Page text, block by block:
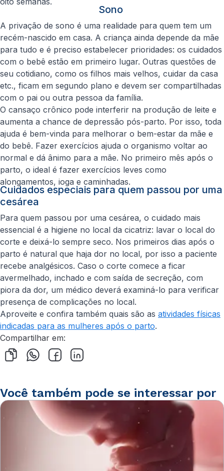
Sono
A privação de sono é uma realidade para quem tem um
recém-nascido em casa. A criança ainda depende da mãe
para tudo e é preciso estabelecer prioridades: os cuidados
com o bebê estão em primeiro lugar. Outras questões de
seu cotidiano, como os filhos mais velhos, cuidar da casa
etc., ficam em segundo plano e devem ser compartilhadas
com o pai ou outra pessoa da família.
O cansaço crônico pode interferir na produção de leite e
aumenta a chance de depressão pós-parto. Por isso, toda
ajuda é bem-vinda para melhorar o bem-estar da mãe e
do bebê. Fazer exercícios ajuda o organismo voltar ao
normal e dá ânimo para a mãe. No primeiro mês após o
parto, o ideal é fazer exercícios leves como
alongamentos, ioga e caminhadas.
Cuidados especiais para quem passou por uma
cesárea
Para quem passou por uma cesárea, o cuidado mais
essencial é a higiene no local da cicatriz: lavar o local do
corte e deixá-lo sempre seco. Nos primeiros dias após o
parto é natural que haja dor no local, por isso a paciente
recebe analgésicos. Caso o corte comece a ficar
avermelhado, inchado e com saída de secreção, com
piora da dor, um médico deverá examiná-lo para verificar
presença de complicações no local.
Aproveite e confira também quais são as atividades físicas
indicadas para as mulheres após o parto.
Compartilhar em:
Você também pode se interessar por